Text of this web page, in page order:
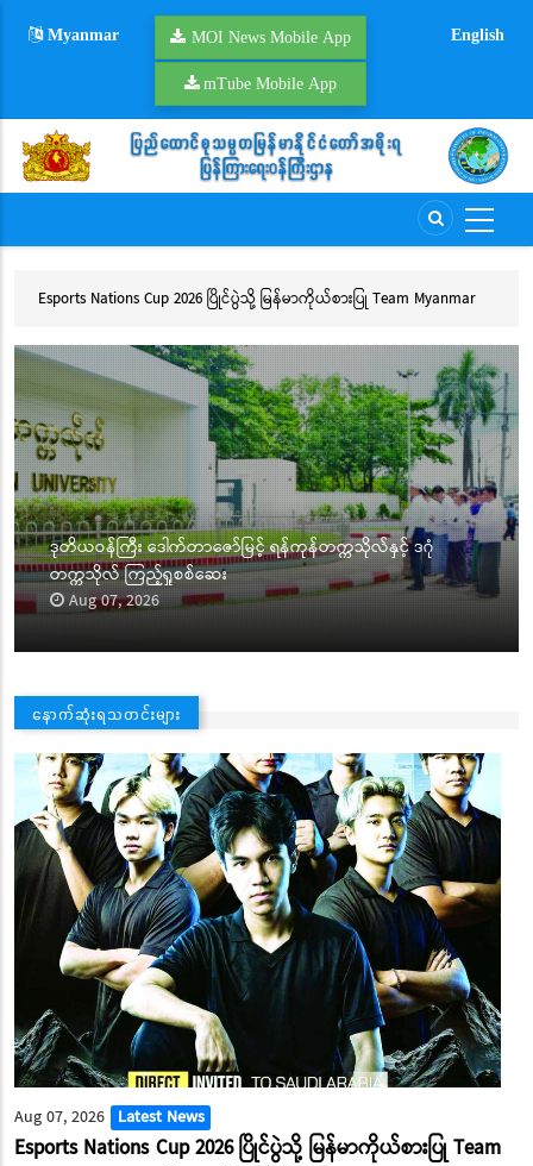
Myanmar MOI News Mobile App
mTube Mobile App
English
ပြု Team Myanmar
ဒုတိယဝန်ကြီး ဦးမောင်မောင်သန်း အပြည်ပြည်ဆိုင်ရာရွှေ့ပြ
နှင့် အဖွဲ့အား လက်ခံတွေ့ဆုံ
က္ကသိုလ်နှင့် ဒဂုံ
မန္တလေးတိုင်းဒေသကြီးလွှတ်တော် တတိယပုံမှ
တတိယနေ့ ကျင်းပ
Aug 07, 2026
နောက်ဆုံးရသတင်းများ
Aug 07, 2026 Latest News
Esports Nations Cup 2026 ပြိုင်ပွဲသို့ မြန်မာကိုယ်စားပြု Team